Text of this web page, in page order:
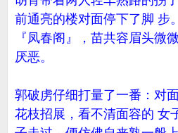
前通亮的楼对面停下了脚 步
『凤春阁』，苗共容眉头微
厌恶。
郭破虏仔细打量了一番：对
花枝招展，看不清面容的 女